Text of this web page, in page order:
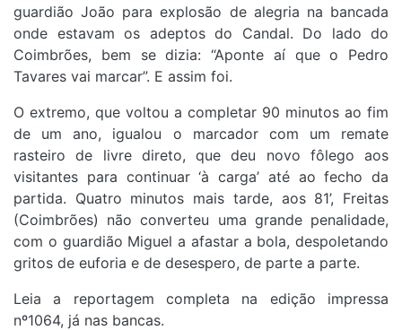
guardião João para explosão de alegria na bancada
onde estavam os adeptos do Candal. Do lado do
Coimbrões, bem se dizia: “Aponte aí que o Pedro
Tavares vai marcar”. E assim foi.
O extremo, que voltou a completar 90 minutos ao fim
de um ano, igualou o marcador com um remate
rasteiro de livre direto, que deu novo fôlego aos
visitantes para continuar ‘à carga’ até ao fecho da
partida. Quatro minutos mais tarde, aos 81’, Freitas
(Coimbrões) não converteu uma grande penalidade,
com o guardião Miguel a afastar a bola, despoletando
gritos de euforia e de desespero, de parte a parte.
Leia a reportagem completa na edição impressa
nº1064, já nas bancas.